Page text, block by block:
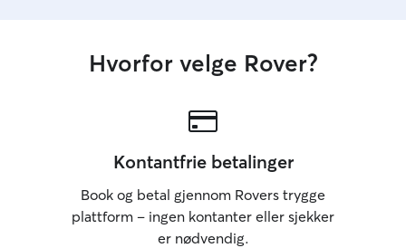
Hvorfor velge Rover?
Kontantfrie betalinger
Book og betal gjennom Rovers trygge
plattform – ingen kontanter eller sjekker
er nødvendig.